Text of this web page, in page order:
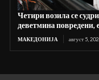
Четири возила се
деветмина повредени,
МАКЕДОНИЈА август 5,